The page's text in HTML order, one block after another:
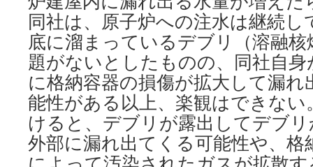
同社は、原子炉への注水は継続
底に溜まっているデブリ（溶融
題がないとしたものの、同社自
に格納容器の損傷が拡大して漏
能性がある以上、楽観はできない
けると、デブリが露出してデブ
外部に漏れ出てくる可能性や、格